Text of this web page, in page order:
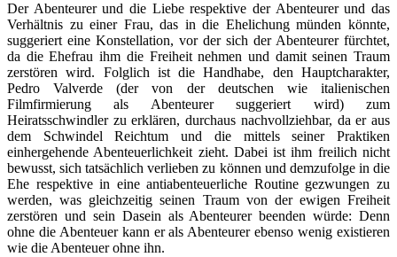
Der Abenteurer und die Liebe respektive der Abenteurer und das
Verhältnis zu einer Frau, das in die Ehelichung münden könnte,
suggeriert eine Konstellation, vor der sich der Abenteurer fürchtet,
da die Ehefrau ihm die Freiheit nehmen und damit seinen Traum
zerstören wird. Folglich ist die Handhabe, den Hauptcharakter,
Pedro Valverde (der von der deutschen wie italienischen
Filmfirmierung als Abenteurer suggeriert wird) zum
Heiratsschwindler zu erklären, durchaus nachvollziehbar, da er aus
dem Schwindel Reichtum und die mittels seiner Praktiken
einhergehende Abenteuerlichkeit zieht. Dabei ist ihm freilich nicht
bewusst, sich tatsächlich verlieben zu können und demzufolge in die
Ehe respektive in eine antiabenteuerliche Routine gezwungen zu
werden, was gleichzeitig seinen Traum von der ewigen Freiheit
zerstören und sein Dasein als Abenteurer beenden würde: Denn
ohne die Abenteuer kann er als Abenteurer ebenso wenig existieren
wie die Abenteuer ohne ihn.